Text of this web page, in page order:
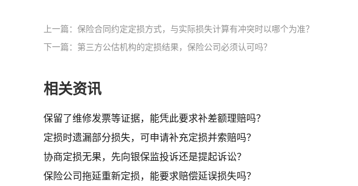
上一篇：保险合同约定定损方式，与实际损失计算有冲突时以哪个为准？
下一篇：第三方公估机构的定损结果，保险公司必须认可吗？
相关资讯
保留了维修发票等证据，能凭此要求补差额理赔吗？
定损时遗漏部分损失，可申请补充定损并索赔吗？
协商定损无果，先向银保监投诉还是提起诉讼？
保险公司拖延重新定损，能要求赔偿延误损失吗？